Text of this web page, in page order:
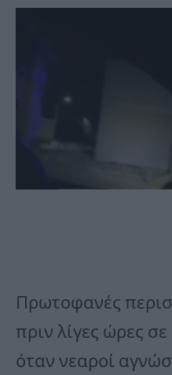
Πρωτοφανές
πριν λίγες ώρες
όταν νεαροί